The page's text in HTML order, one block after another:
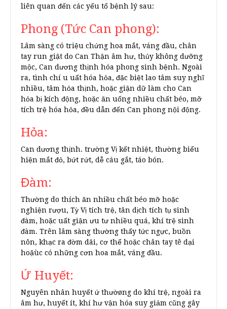
liên quan đến các yếu tố bệnh lý sau:
Phong (Tức Can phong):
Lâm sàng có triệu chứng hoa mắt, váng đầu, chân
tay run giật do Can Thận âm hư, thủy không dưỡng
mộc, Can dương thịnh hóa phong sinh bệnh. Ngoài
ra, tình chí u uất hóa hỏa, đặc biệt lao tâm suy nghĩ
nhiều, tâm hỏa thịnh, hoặc giận dữ làm cho Can
hỏa bị kích động, hoặc ăn uống nhiều chất béo, mỡ
tích trệ hóa hỏa, đều dẫn đến Can phong nội động.
Hỏa:
Can dương thịnh. trường Vị kết nhiệt, thường biểu
hiện mắt đỏ, bứt rứt, dễ cáu gắt, táo bón.
Đàm:
Thường do thích ăn nhiều chất béo mỡ hoặc
nghiện rượu, Tỳ Vị tích trệ, tân dịch tích tụ sinh
đàm, hoặc uất giận ưu tư nhiều quá, khí trệ sinh
đàm. Trên lâm sàng thường thấy tức ngực, buồn
nôn, khạc ra đờm dãi, cơ thể hoặc chân tay tê dại
hoặùc có những cơn hoa mắt, váng đầu.
Ứ Huyết:
Nguyên nhân huyết ứ thườøng do khí trệ, ngoài ra
âm hư, huyết ít, khí hư vận hóa suy giảm cũng gây